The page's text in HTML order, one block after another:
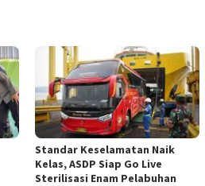
Standar Keselamatan Naik
Kelas, ASDP Siap Go Live
Sterilisasi Enam Pelabuhan